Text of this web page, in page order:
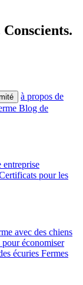
à propos de
Blog de
entreprise
pour les
avec des chiens
pour économiser
écuries Fermes